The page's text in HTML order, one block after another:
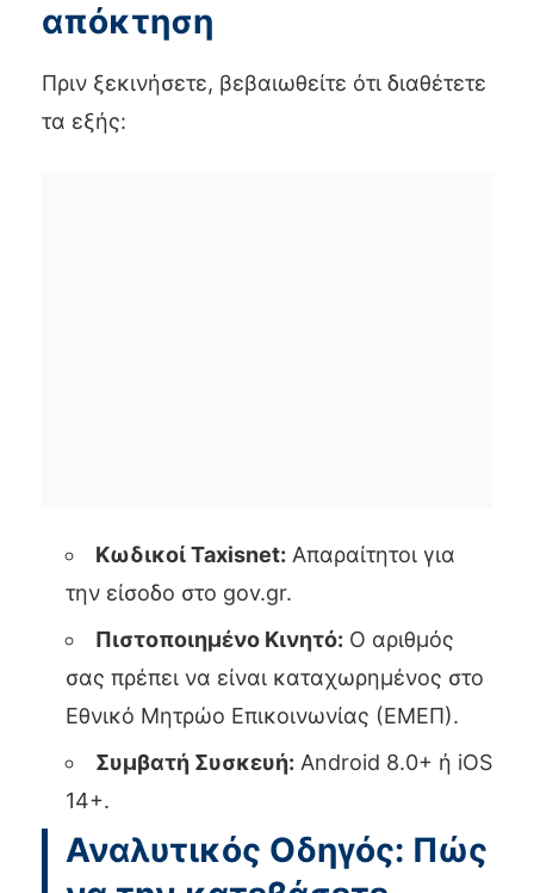
απόκτηση
Πριν ξεκινήσετε, βεβαιωθείτε ότι διαθέτετε
τα εξής:
Κωδικοί Taxisnet: Απαραίτητοι για
την είσοδο στο gov.gr.
Πιστοποιημένο Κινητό: Ο αριθμός
σας πρέπει να είναι καταχωρημένος στο
Εθνικό Μητρώο Επικοινωνίας (ΕΜΕΠ).
Συμβατή Συσκευή: Android 8.0+ ή iOS
14+.
Αναλυτικός Οδηγός: Πώς